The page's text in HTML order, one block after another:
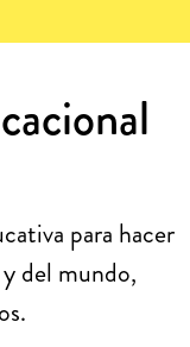
para hacer
del mundo,